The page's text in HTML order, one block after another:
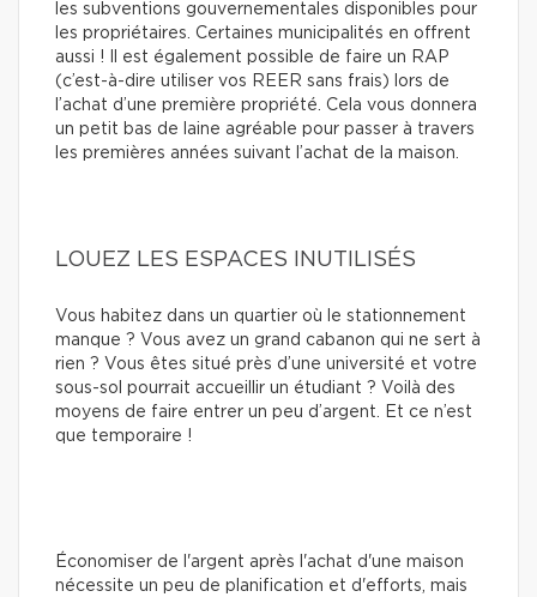
les subventions gouvernementales disponibles pour
les propriétaires. Certaines municipalités en offrent
aussi ! Il est également possible de faire un RAP
(c’est-à-dire utiliser vos REER sans frais) lors de
l’achat d’une première propriété. Cela vous donnera
un petit bas de laine agréable pour passer à travers
les premières années suivant l’achat de la maison.
LOUEZ LES ESPACES INUTILISÉS
Vous habitez dans un quartier où le stationnement
manque ? Vous avez un grand cabanon qui ne sert à
rien ? Vous êtes situé près d’une université et votre
sous-sol pourrait accueillir un étudiant ? Voilà des
moyens de faire entrer un peu d’argent. Et ce n’est
que temporaire !
Économiser de l'argent après l'achat d'une maison
nécessite un peu de planification et d'efforts, mais